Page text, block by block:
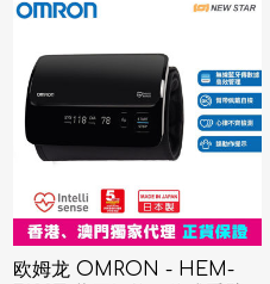
欧姆龙 OMRON - HEM-